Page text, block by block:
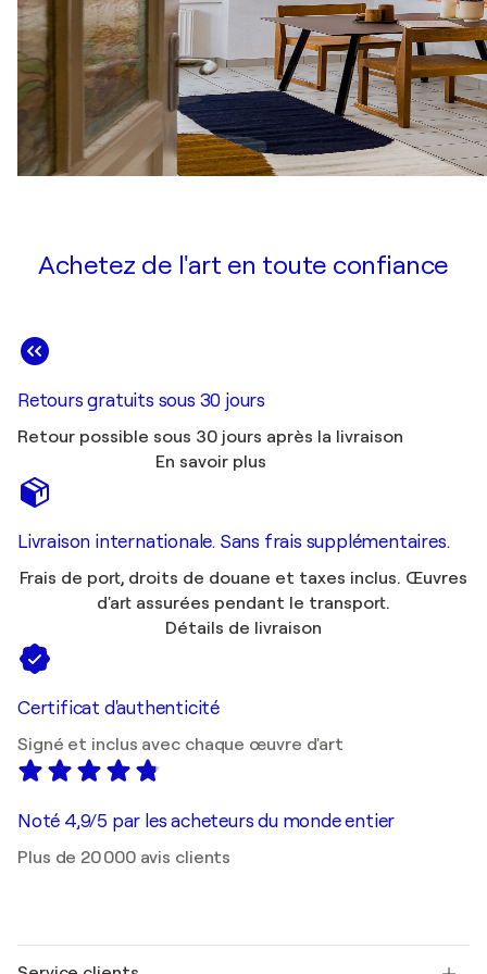
Achetez de l'art en toute confiance
Retours gratuits sous 30 jours
Retour possible sous 30 jours après la livraison
En savoir plus
Livraison internationale. Sans frais supplémentaires.
Frais de port, droits de douane et taxes inclus. Œuvres
d'art assurées pendant le transport.
Détails de livraison
Certificat d'authenticité
Signé et inclus avec chaque œuvre d'art
Noté 4,9/5 par les acheteurs du monde entier
Plus de 20 000 avis clients